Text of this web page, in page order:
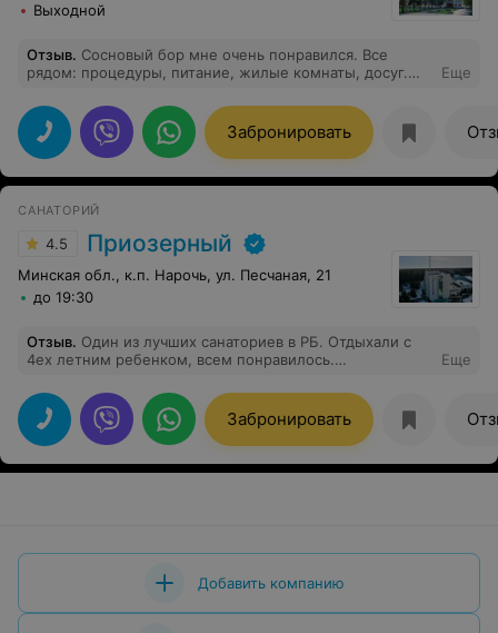
Выходной
Отзыв. Сосновый бор мне очень понравился. Все
рядом: процедуры, питание, жилые комнаты, досуг.
респект. Весь обслуживающий персонал учтив и
вежлив начиная с ресепшена. Особую благодарность
хочу выразить Кондратович Ирине Аркадьевне.
Замечательный врач и человек. Чурноская Регина
Имполитовна- санитар грязелечебницы в своей работе
Спасибо Вам. Я сама вернусь в этот санаторий и
друзьям посоветую.
Еще
Забронировать
САНАТОРИЙ
4.5 Приозерный
Минская обл., к.п. Нарочь, ул. Песчаная, 21
до 19:30
Отзыв. Один из лучших санаториев в РБ. Отдыхали с
4ех летним ребенком, всем понравилось.
вкусная еда.
Еще
Забронировать
Добавить компанию